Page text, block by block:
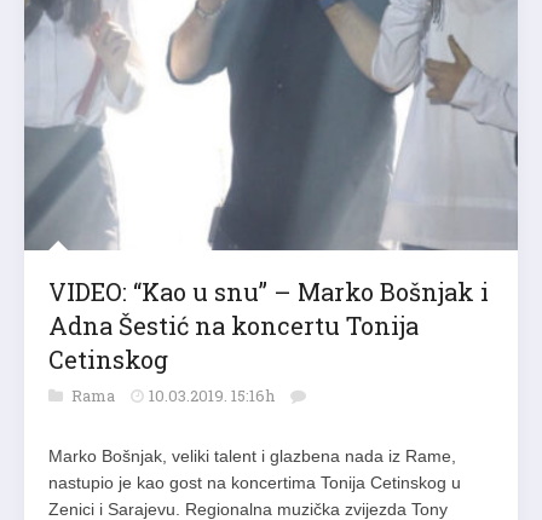
VIDEO: “Kao u snu” – Marko Bošnjak i
Adna Šestić na koncertu Tonija
Cetinskog
Rama 10.03.2019. 15:16h
Marko Bošnjak, veliki talent i glazbena nada iz Rame,
nastupio je kao gost na koncertima Tonija Cetinskog u
Zenici i Sarajevu. Regionalna muzička zvijezda Tony